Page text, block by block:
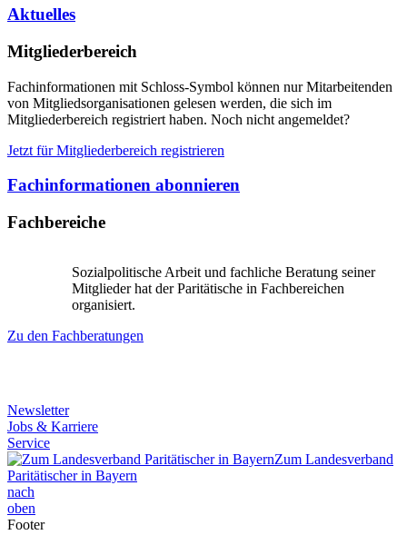
Aktuelles
Mitgliederbereich
Fachinformationen mit Schloss-Symbol können nur Mitarbeitenden
von Mitgliedsorganisationen gelesen werden, die sich im
Mitgliederbereich registriert haben. Noch nicht angemeldet?
Jetzt für Mitgliederbereich registrieren
Fachinformationen abonnieren
Fachbereiche
Sozialpolitische Arbeit und fachliche Beratung seiner
Mitglieder hat der Paritätische in Fachbereichen
organisiert.
Zu den Fachberatungen
Newsletter
Jobs & Karriere
Service
Zum Landesverband
Paritätischer in Bayern
nach
oben
Footer